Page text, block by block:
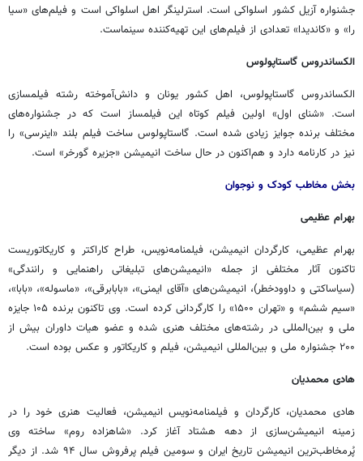
جشنوارهآزیل کشور اسلواکی است. استرلینگر اهل اسلواکی است و فیلم‌های «سیا
را» و «کاندیدا» تعدادی از فیلم‌های این تهیه‌کننده سینماست.
الکساندروس گاستاپولوس
الکساندروس گاستاپولوس، اهل کشور یونان و دانش‌آموخته رشته فیلمسازی
است. «شنای اول» اولین فیلم کوتاه این فیلمساز است که در جشنواره‌های
مختلف برنده جوایز زیادی شده است. گاستاپولوسساخت فیلم بلند «اینرسی» را
نیز در کارنامه دارد و هم‌اکنون در حال ساخت انیمیشن «جزیره گورخر» است.
بخش مخاطب کودک و نوجوان
بهرام عظیمی
بهرام عظیمی، کارگردان انیمیشن،فیلمنامه‌نویس، طراح کاراکتر و کاریکاتوریست
تاکنون آثار مختلفی از جمله «انیمیشن‌های تبلیغاتی راهنمایی و رانندگی»
(سیاساکتی و داوودخطر)، انیمیشن‌های «آقای ایمنی»، «بابابرقی»، «ماسوله»، «بابا»،
«سیم ششم» و «تهران ۱۵۰۰» را کارگردانی کرده است. وی تاکنون برنده ۱۰۵ جایزه
ملی و بین‌المللی در رشته‌های مختلف هنری شده و عضو هیات داوران بیش از
۲۰۰ جشنواره ملی و بین‌المللی انیمیشن، فیلم و کاریکاتور و عکس بوده است.
هادی محمدیان
هادی محمدیان، کارگردان و فیلمنامه‌نویسانیمیشن، فعالیت هنری خود را در
زمینه انیمیشن‌سازی از دهه هشتاد آغاز کرد. «شاهزاده روم» ساخته وی
پُرمخاطب‌ترین انیمیشن تاریخ ایران و سومین فیلم پرفروش سال ۹۴ شد. از دیگر